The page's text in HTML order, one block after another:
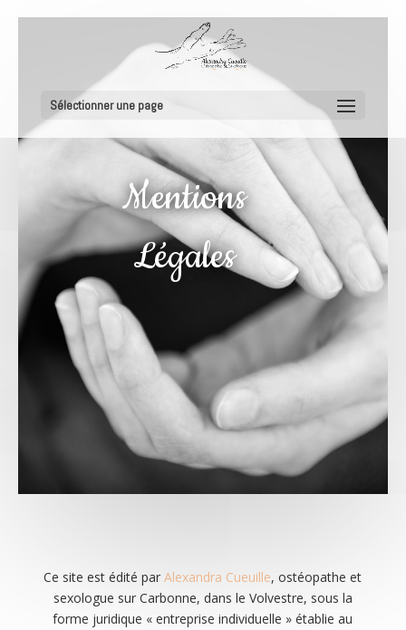
Sélectionner une page
Mentions
Légales
Ce site est édité par Alexandra Cueuille, ostéopathe et
sexologue sur Carbonne, dans le Volvestre, sous la
forme juridique « entreprise individuelle » établie au